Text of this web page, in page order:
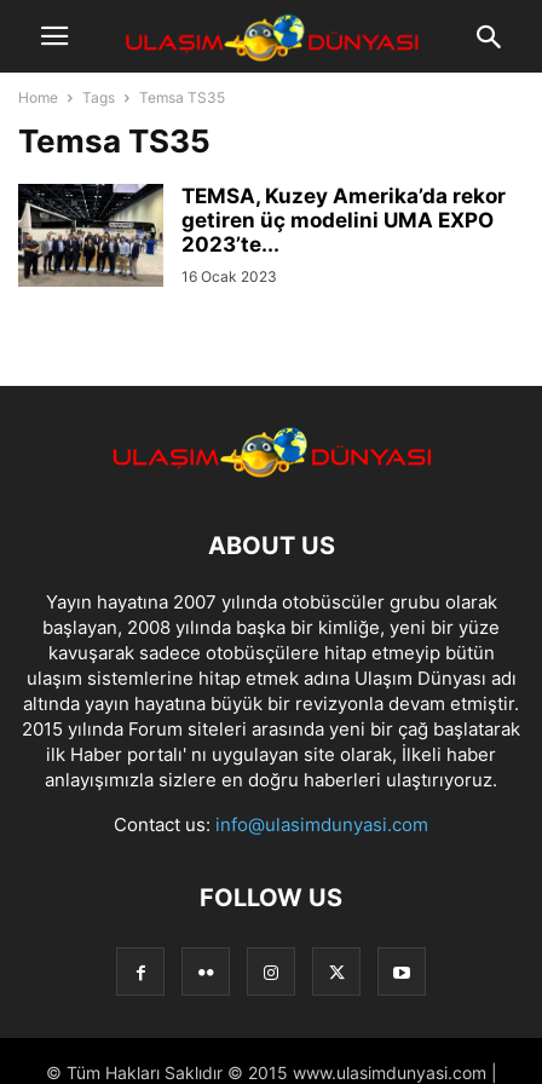
Home Tags Temsa TS35
Temsa TS35
TEMSA, Kuzey Amerika’da rekor
getiren üç modelini UMA EXPO
2023’te...
16 Ocak 2023
ABOUT US
Yayın hayatına 2007 yılında otobüscüler grubu olarak
başlayan, 2008 yılında başka bir kimliğe, yeni bir yüze
kavuşarak sadece otobüsçülere hitap etmeyip bütün
ulaşım sistemlerine hitap etmek adına Ulaşım Dünyası adı
altında yayın hayatına büyük bir revizyonla devam etmiştir.
2015 yılında Forum siteleri arasında yeni bir çağ başlatarak
ilk Haber portalı' nı uygulayan site olarak, İlkeli haber
anlayışımızla sizlere en doğru haberleri ulaştırıyoruz.
Contact us: info@ulasimdunyasi.com
FOLLOW US
© Tüm Hakları Saklıdır © 2015 www.ulasimdunyasi.com |